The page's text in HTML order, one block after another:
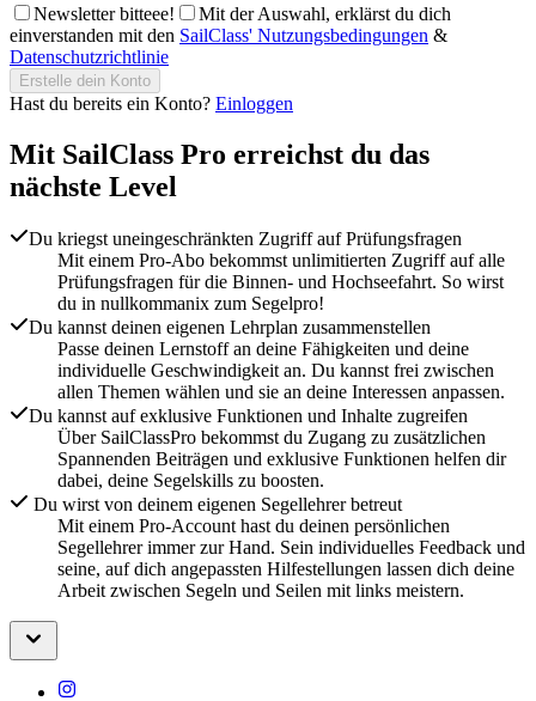
Newsletter bitteee!
Mit der Auswahl, erklärst du dich
einverstanden mit den SailClass' Nutzungsbedingungen &
Datenschutzrichtlinie
Erstelle dein Konto
Hast du bereits ein Konto? Einloggen
Mit SailClass Pro erreichst du das
nächste Level
Du kriegst uneingeschränkten Zugriff auf Prüfungsfragen
Mit einem Pro-Abo bekommst unlimitierten Zugriff auf alle
Prüfungsfragen für die Binnen- und Hochseefahrt. So wirst
du in nullkommanix zum Segelpro!
Du kannst deinen eigenen Lehrplan zusammenstellen
Passe deinen Lernstoff an deine Fähigkeiten und deine
individuelle Geschwindigkeit an. Du kannst frei zwischen
allen Themen wählen und sie an deine Interessen anpassen.
Du kannst auf exklusive Funktionen und Inhalte zugreifen
Über SailClassPro bekommst du Zugang zu zusätzlichen
Spannenden Beiträgen und exklusive Funktionen helfen dir
dabei, deine Segelskills zu boosten.
Du wirst von deinem eigenen Segellehrer betreut
Mit einem Pro-Account hast du deinen persönlichen
Segellehrer immer zur Hand. Sein individuelles Feedback und
seine, auf dich angepassten Hilfestellungen lassen dich deine
Arbeit zwischen Segeln und Seilen mit links meistern.